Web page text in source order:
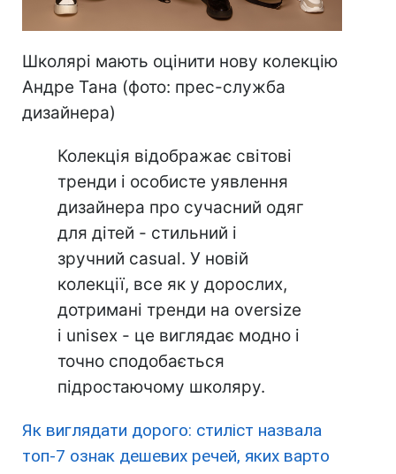
Школярі мають оцінити нову колекцію
Андре Тана (фото: прес-служба
дизайнера)
Колекція відображає світові
тренди і особисте уявлення
дизайнера про сучасний одяг
для дітей - стильний і
зручний casual. У новій
колекції, все як у дорослих,
дотримані тренди на oversize
і unisex - це виглядає модно і
точно сподобається
підростаючому школяру.
Як виглядати дорого: стиліст назвала
топ-7 ознак дешевих речей, яких варто